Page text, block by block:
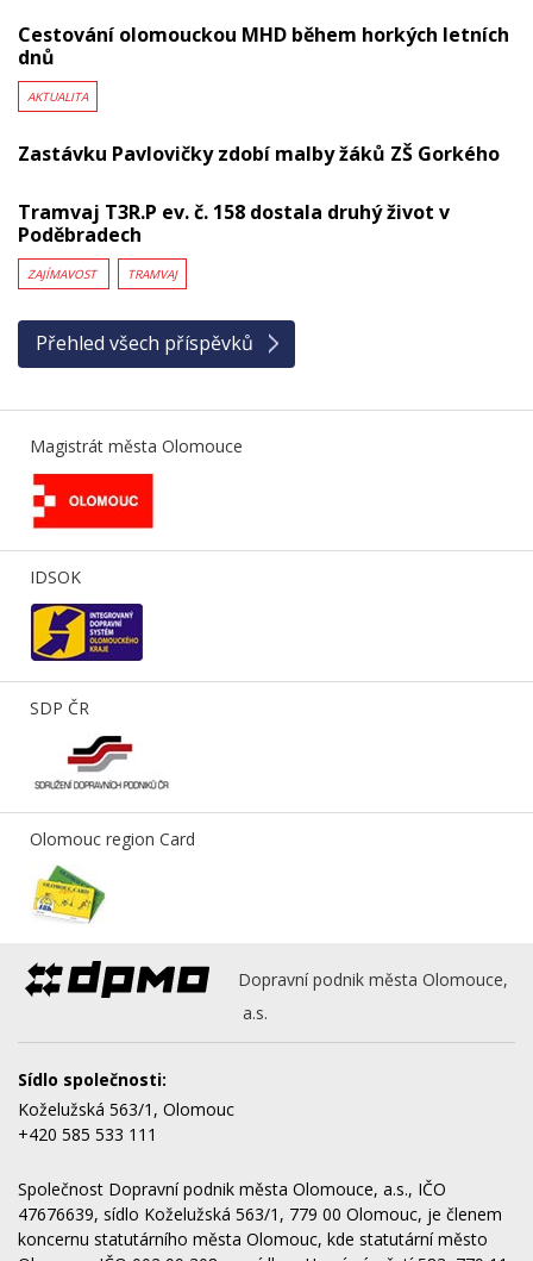
Cestování olomouckou MHD během horkých letních
dnů
AKTUALITA
Zastávku Pavlovičky zdobí malby žáků ZŠ Gorkého
Tramvaj T3R.P ev. č. 158 dostala druhý život v
Poděbradech
ZAJÍMAVOST TRAMVAJ
Přehled všech příspěvků
Magistrát města Olomouce
IDSOK
SDP ČR
Olomouc region Card
Dopravní podnik města Olomouce,
a.s.
Sídlo společnosti:
Koželužská 563/1, Olomouc
+420 585 533 111
Společnost Dopravní podnik města Olomouce, a.s., IČO
47676639, sídlo Koželužská 563/1, 779 00 Olomouc, je členem
koncernu statutárního města Olomouc, kde statutární město